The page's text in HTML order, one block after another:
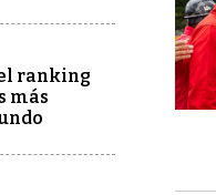
ranking
más